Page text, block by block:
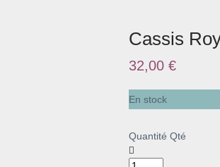
Cassis
32,00 €
En stock
Quantité Qté